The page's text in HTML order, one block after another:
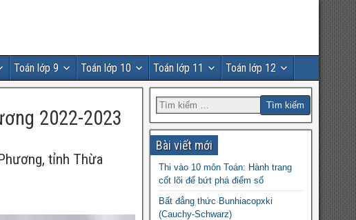
Toán lớp 9 Toán lớp 10 Toán lớp 11 Toán lớp 12
2022-2023
tỉnh Thừa
Bài viết mới
Thi vào 10 môn Toán: Hành trang
cốt lõi để bứt phá điểm số
Bất đẳng thức Bunhiacopxki
(Cauchy-Schwarz)